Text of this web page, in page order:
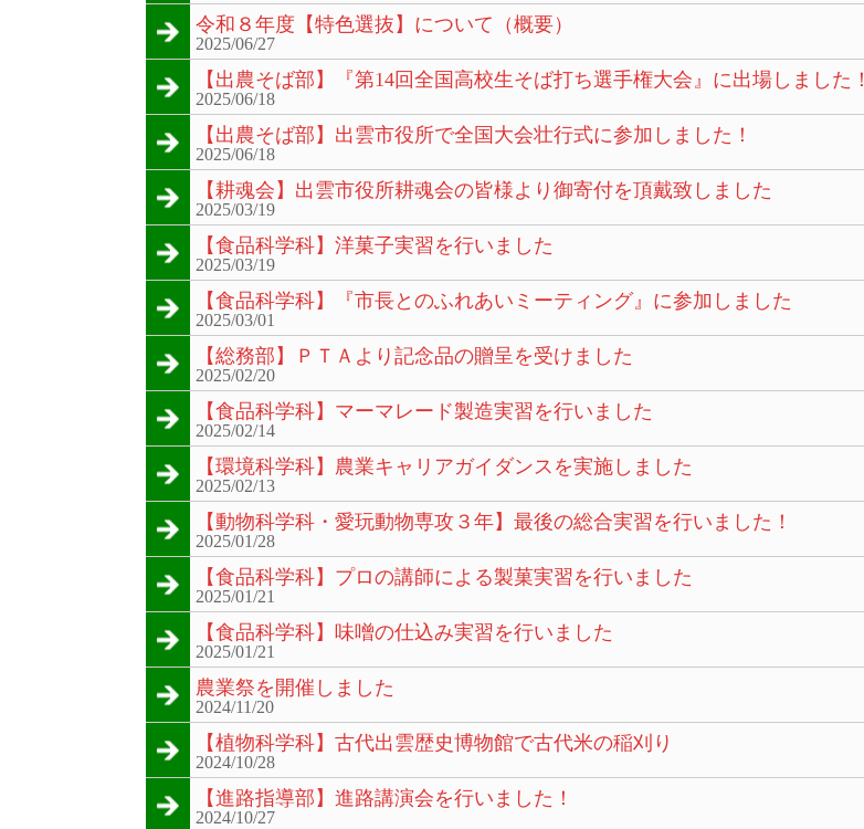
令和８年度【特色選抜】について（概要）
2025/06/27
【出農そば部】『第14回全国高校生そば打ち選手権大会』に出場しました！
2025/06/18
【出農そば部】出雲市役所で全国大会壮行式に参加しました！
2025/06/18
【耕魂会】出雲市役所耕魂会の皆様より御寄付を頂戴致しました
2025/03/19
【食品科学科】洋菓子実習を行いました
2025/03/19
【食品科学科】『市長とのふれあいミーティング』に参加しました
2025/03/01
【総務部】ＰＴＡより記念品の贈呈を受けました
2025/02/20
【食品科学科】マーマレード製造実習を行いました
2025/02/14
【環境科学科】農業キャリアガイダンスを実施しました
2025/02/13
【動物科学科・愛玩動物専攻３年】最後の総合実習を行いました！
2025/01/28
【食品科学科】プロの講師による製菓実習を行いました
2025/01/21
【食品科学科】味噌の仕込み実習を行いました
2025/01/21
農業祭を開催しました
2024/11/20
【植物科学科】古代出雲歴史博物館で古代米の稲刈り
2024/10/28
【進路指導部】進路講演会を行いました！
2024/10/27